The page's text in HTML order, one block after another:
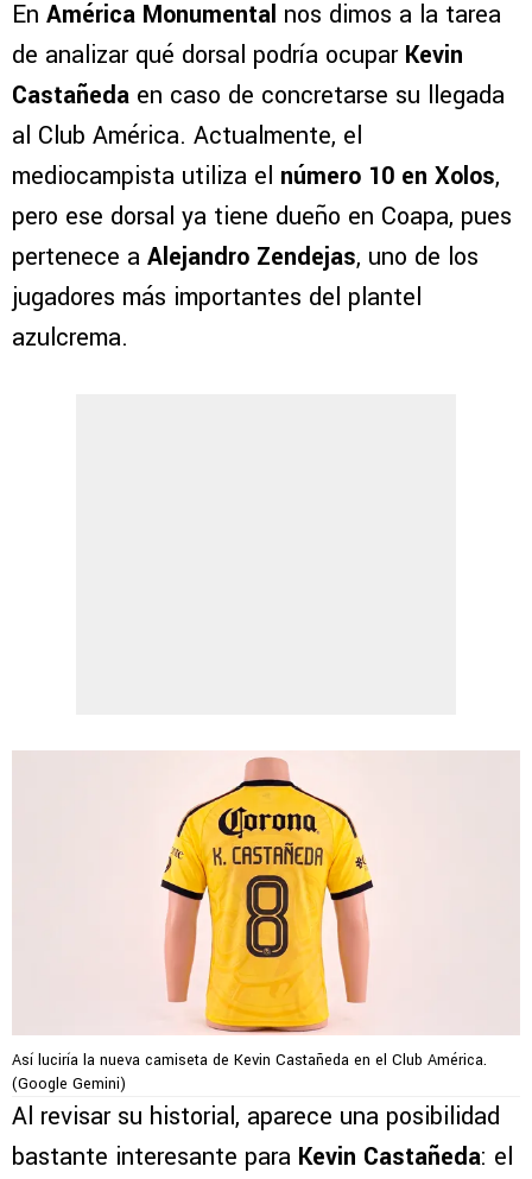
En América Monumental nos dimos a la tarea
de analizar qué dorsal podría ocupar Kevin
Castañeda en caso de concretarse su llegada
al Club América. Actualmente, el
mediocampista utiliza el número 10 en Xolos,
pero ese dorsal ya tiene dueño en Coapa, pues
pertenece a Alejandro Zendejas, uno de los
jugadores más importantes del plantel
azulcrema.
Así luciría la nueva camiseta de Kevin Castañeda en el Club América.
(Google Gemini)
Al revisar su historial, aparece una posibilidad
bastante interesante para Kevin Castañeda: el